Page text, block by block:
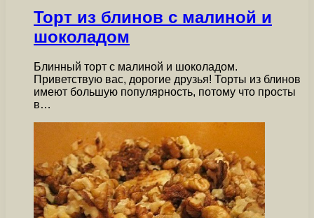
Торт из блинов с малиной и
шоколадом
Блинный торт с малиной и шоколадом.
Приветствую вас, дорогие друзья! Торты из блинов
имеют большую популярность, потому что просты
в…